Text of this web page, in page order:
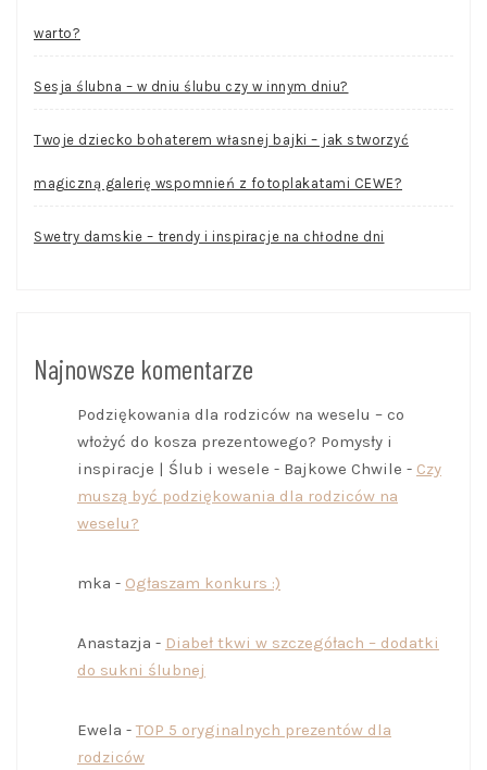
warto?
Sesja ślubna – w dniu ślubu czy w innym dniu?
Twoje dziecko bohaterem własnej bajki – jak stworzyć
magiczną galerię wspomnień z fotoplakatami CEWE?
Swetry damskie – trendy i inspiracje na chłodne dni
Najnowsze komentarze
Podziękowania dla rodziców na weselu – co
włożyć do kosza prezentowego? Pomysły i
inspiracje | Ślub i wesele - Bajkowe Chwile - Czy
muszą być podziękowania dla rodziców na
weselu?
mka - Ogłaszam konkurs :)
Anastazja - Diabeł tkwi w szczegółach – dodatki
do sukni ślubnej
Ewela -TOP 5 oryginalnych prezentów dla
rodziców